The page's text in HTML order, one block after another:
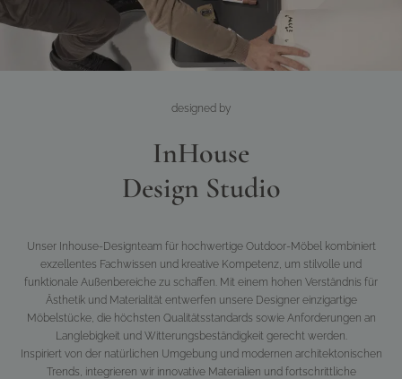
designed by
InHouse
Design Studio
Unser Inhouse-Designteam für hochwertige Outdoor-Möbel kombiniert
exzellentes Fachwissen und kreative Kompetenz, um stilvolle und
funktionale Außenbereiche zu schaffen. Mit einem hohen Verständnis für
Ästhetik und Materialität entwerfen unsere Designer einzigartige
Möbelstücke, die höchsten Qualitätsstandards sowie Anforderungen an
Langlebigkeit und Witterungsbeständigkeit gerecht werden.
Inspiriert von der natürlichen Umgebung und modernen architektonischen
Trends, integrieren wir innovative Materialien und fortschrittliche